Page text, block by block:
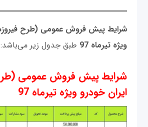
شرایط پیش فروش عمومی (طرح
ویژه تیرماه 97
طبق جدول زیر می‌باشد:
شرایط پیش فروش عمومی
ایران خودرو ویژه تیرماه 97